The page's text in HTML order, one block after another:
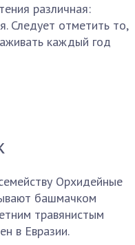
различная:
Следует отметить то,
каждый год
Орхидейные
башмачком
травянистым
в Евразии.